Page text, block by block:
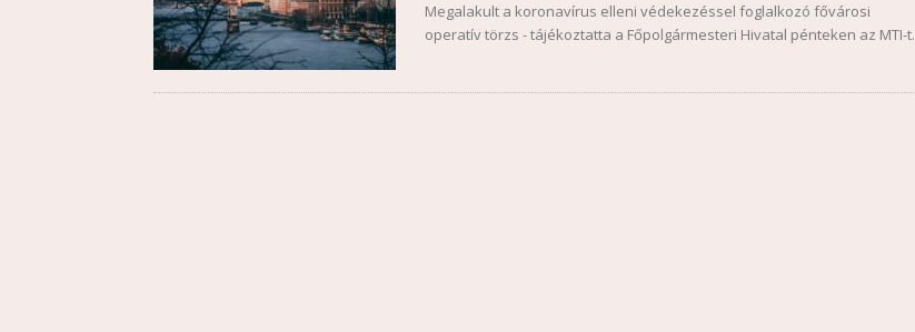
Megalakult a koronavírus elleni védekezéssel foglalkozó fővárosi
operatív törzs - tájékoztatta a Főpolgármesteri Hivatal pénteken az MTI-t.